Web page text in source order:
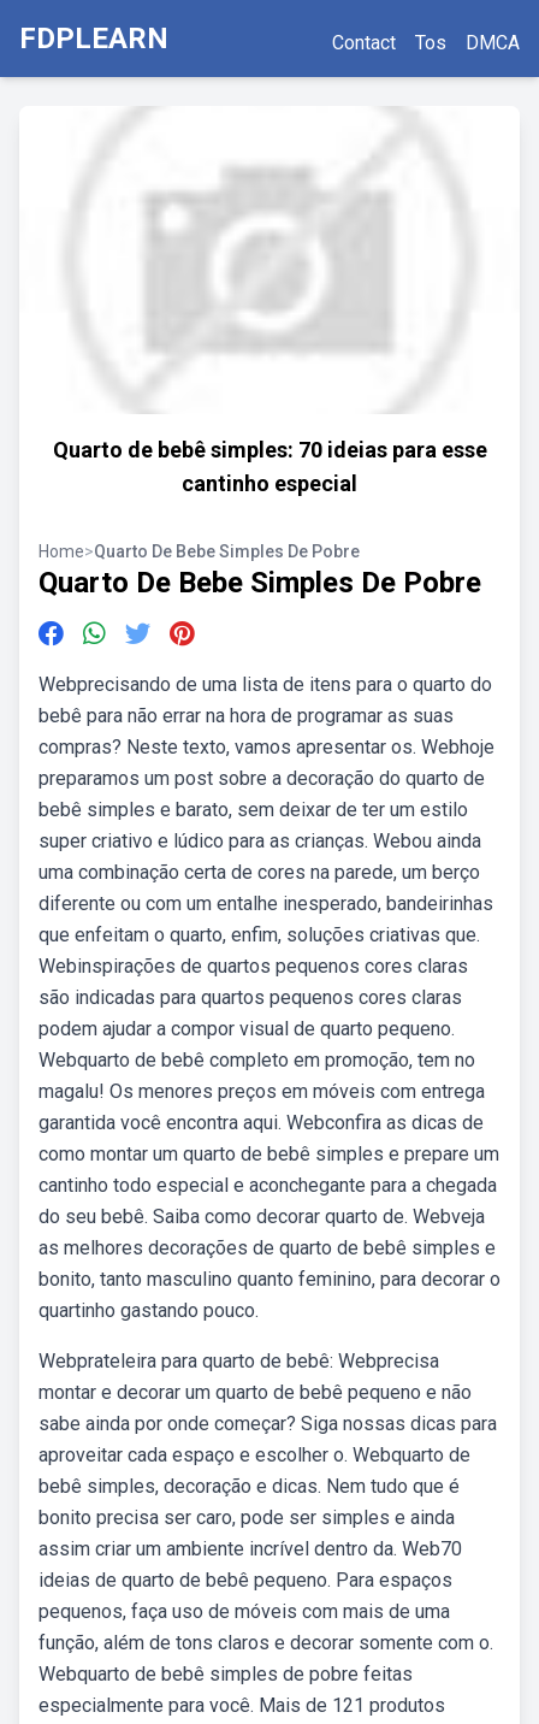
FDPLEARN Contact Tos DMCA
Quarto de bebê simples: 70 ideias para esse
cantinho especial
Home>Quarto De Bebe Simples De Pobre
Quarto De Bebe Simples De Pobre
Webprecisando de uma lista de itens para o quarto do
bebê para não errar na hora de programar as suas
compras? Neste texto, vamos apresentar os. Webhoje
preparamos um post sobre a decoração do quarto de
bebê simples e barato, sem deixar de ter um estilo
super criativo e lúdico para as crianças. Webou ainda
uma combinação certa de cores na parede, um berço
diferente ou com um entalhe inesperado, bandeirinhas
que enfeitam o quarto, enfim, soluções criativas que.
Webinspirações de quartos pequenos cores claras
são indicadas para quartos pequenos cores claras
podem ajudar a compor visual de quarto pequeno.
Webquarto de bebê completo em promoção, tem no
magalu! Os menores preços em móveis com entrega
garantida você encontra aqui. Webconfira as dicas de
como montar um quarto de bebê simples e prepare um
cantinho todo especial e aconchegante para a chegada
do seu bebê. Saiba como decorar quarto de. Webveja
as melhores decorações de quarto de bebê simples e
bonito, tanto masculino quanto feminino, para decorar o
quartinho gastando pouco.
Webprateleira para quarto de bebê: Webprecisa
montar e decorar um quarto de bebê pequeno e não
sabe ainda por onde começar? Siga nossas dicas para
aproveitar cada espaço e escolher o. Webquarto de
bebê simples, decoração e dicas. Nem tudo que é
bonito precisa ser caro, pode ser simples e ainda
assim criar um ambiente incrível dentro da. Web70
ideias de quarto de bebê pequeno. Para espaços
pequenos, faça uso de móveis com mais de uma
função, além de tons claros e decorar somente com o.
Webquarto de bebê simples de pobre feitas
especialmente para você. Mais de 121 produtos